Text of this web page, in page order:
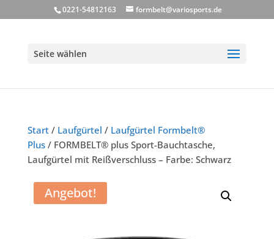
0221-54812163 formbelt@variosports.de
Seite wählen
Start/ Laufgürtel / Laufgürtel Formbelt®
Plus/ FORMBELT® plus Sport-Bauchtasche,
Laufgürtel mit Reißverschluss – Farbe: Schwarz
Angebot!